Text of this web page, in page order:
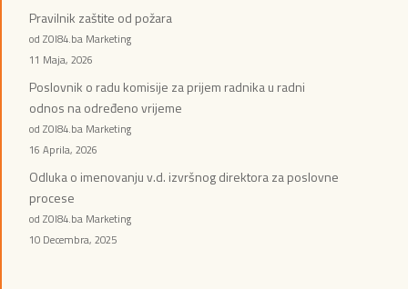
Pravilnik zaštite od požara
od ZOI84.ba Marketing
11 Maja, 2026
Poslovnik o radu komisije za prijem radnika u radni
odnos na određeno vrijeme
od ZOI84.ba Marketing
16 Aprila, 2026
Odluka o imenovanju v.d. izvršnog direktora za poslovne
procese
od ZOI84.ba Marketing
10 Decembra, 2025